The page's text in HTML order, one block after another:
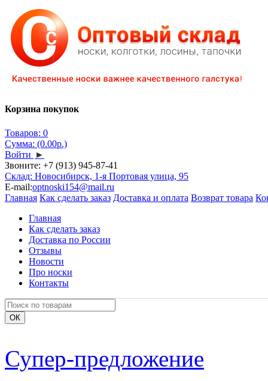
Корзина покупок
Товаров: 0
Сумма: (0.00р.)
Войти ►
Звоните: +7 (913) 945-87-41
Склад: Новосибирск, 1-я Портовая улица, 95
E-mail:optnoski154@mail.ru
Главная Как сделать заказ Доставка и оплата Возврат товара
Главная
Как сделать заказ
Доставка по России
Отзывы
Новости
Про носки
Контакты
Супер-предложение